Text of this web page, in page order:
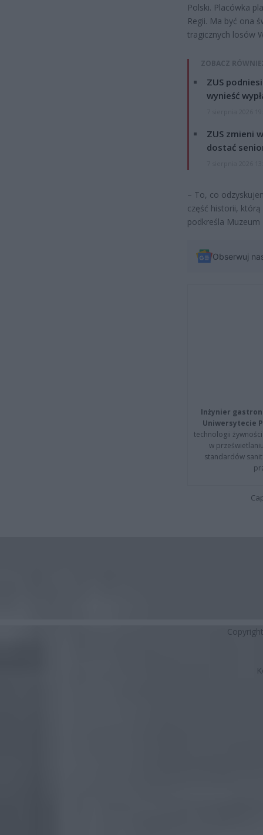
Polski. Placówka
Regii. Ma być ona
tragicznych losów
ZOBACZ
ZUS
wynieść
ZUS zmieni
dostać
– To, co
część historii,
podkreśla Muzeum
Obserwuj
Inżynier
Uniwersytecie
technologii
w
standardów